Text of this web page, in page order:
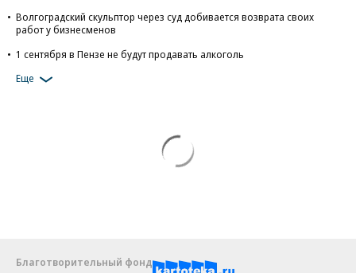
Волгоградский скульптор через суд добивается возврата своих
работ у бизнесменов
1 сентября в Пензе не будут продавать алкоголь
Еще
Благотворительный фонд